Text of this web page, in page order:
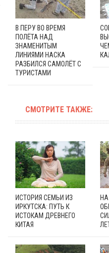
В ПЕРУ ВО ВРЕМЯ
ПОЛЁТА НАД
ЗНАМЕНИТЫМ
ЛИНИЯМИ НАСКА
РАЗБИЛСЯ САМОЛЁТ С
ТУРИСТАМИ
СМОТРИТЕ ТАКЖЕ:
ИСТОРИЯ СЕМЬИ ИЗ
ИРКУТСКА: ПУТЬ К
ИСТОКАМ ДРЕВНЕГО
КИТАЯ
НА